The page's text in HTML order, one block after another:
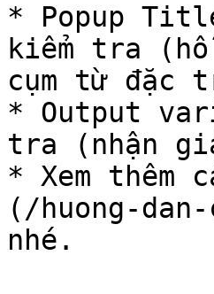
* Popup
kiểm tra
cụm từ đặc
* Output
tra (nhận
* Xem thêm
(/huong-
nhé.